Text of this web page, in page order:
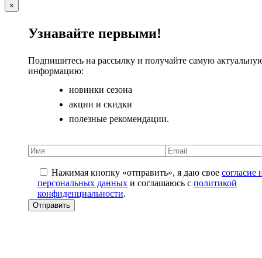
×
Узнавайте первыми!
Подпишитесь на рассылку и получайте самую
информацию:
новинки сезона
акции и скидки
полезные рекомендации.
Нажимая кнопку «отправить», я даю свое согласие
персональных данных и соглашаюсь с политикой
конфиденциальности.